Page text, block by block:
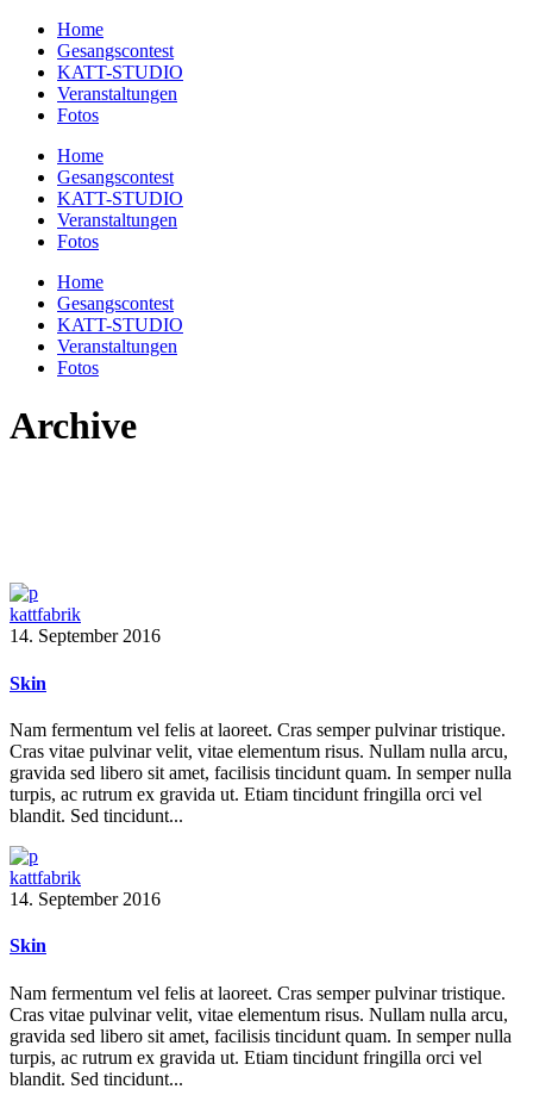
Home
Gesangscontest
KATT-STUDIO
Veranstaltungen
Fotos
Home
Gesangscontest
KATT-STUDIO
Veranstaltungen
Fotos
Home
Gesangscontest
KATT-STUDIO
Veranstaltungen
Fotos
Archive
kattfabrik
14. September 2016
Skin
Nam fermentum vel felis at laoreet. Cras semper pulvinar tristique.
Cras vitae pulvinar velit, vitae elementum risus. Nullam nulla arcu,
gravida sed libero sit amet, facilisis tincidunt quam. In semper nulla
turpis, ac rutrum ex gravida ut. Etiam tincidunt fringilla orci vel
blandit. Sed tincidunt...
kattfabrik
14. September 2016
Skin
Nam fermentum vel felis at laoreet. Cras semper pulvinar tristique.
Cras vitae pulvinar velit, vitae elementum risus. Nullam nulla arcu,
gravida sed libero sit amet, facilisis tincidunt quam. In semper nulla
turpis, ac rutrum ex gravida ut. Etiam tincidunt fringilla orci vel
blandit. Sed tincidunt...